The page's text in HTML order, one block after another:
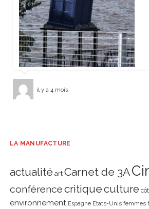
il y a 4 mois
LA MANUFACTURE
actualité art Carnet de 3A
conférencecritiqueculture
environnement Espagne Etats-Unis femmes